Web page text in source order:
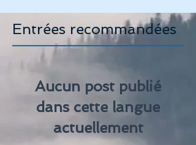
Entrées recommandées
Aucun post publié
dans cette langue
actuellement